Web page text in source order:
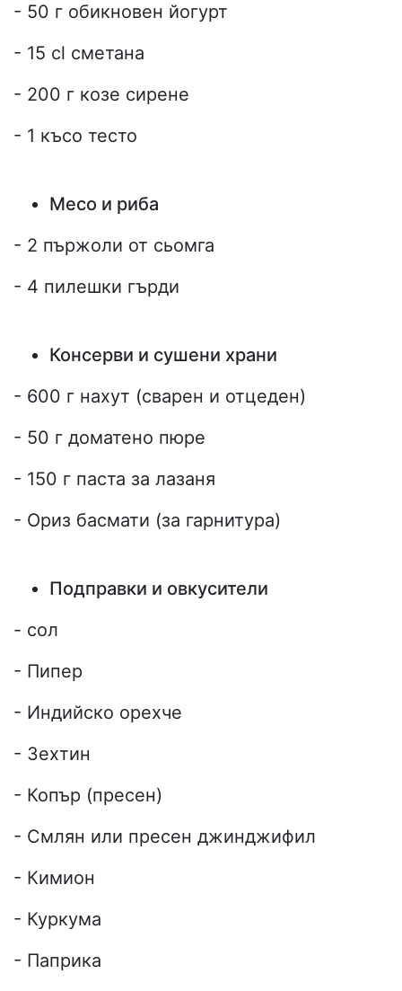
- 50 г обикновен йогурт
- 15 cl сметана
- 200 г козе сирене
- 1 късо тесто
Месо и риба
- 2 пържоли от сьомга
- 4 пилешки гърди
Консерви и сушени храни
- 600 г нахут (сварен и отцеден)
- 50 г доматено пюре
- 150 г паста за лазаня
- Ориз басмати (за гарнитура)
Подправки и овкусители
- сол
- Пипер
- Индийско орехче
- Зехтин
- Копър (пресен)
- Смлян или пресен джинджифил
- Кимион
- Куркума
- Паприка